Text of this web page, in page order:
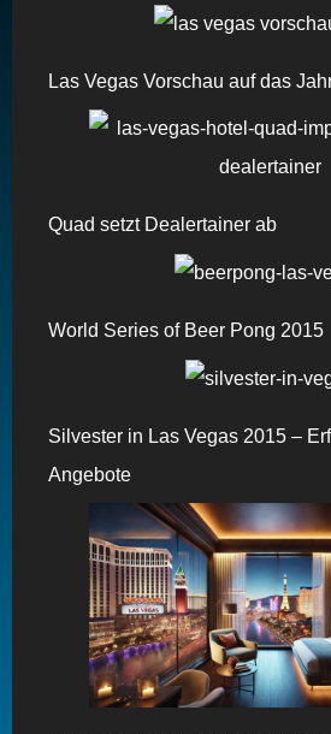
Las Vegas Vorschau auf das
Quad setzt Dealertainer ab
World Series of Beer Pong 2015
Silvester in Las Vegas 2015 –
Angebote